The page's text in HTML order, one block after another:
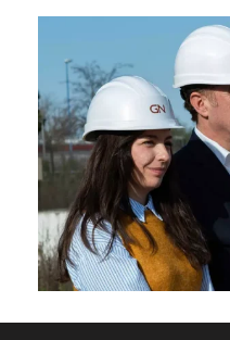
sostenible que será
puesta de la primera
España, un nuevo
Juan Caramuel, en el
Leganés, que
desarrollo de la
una inversión superior
el proyecto
edificio de 4.000
aproximadamente la
fabricación. Las
operaciones,